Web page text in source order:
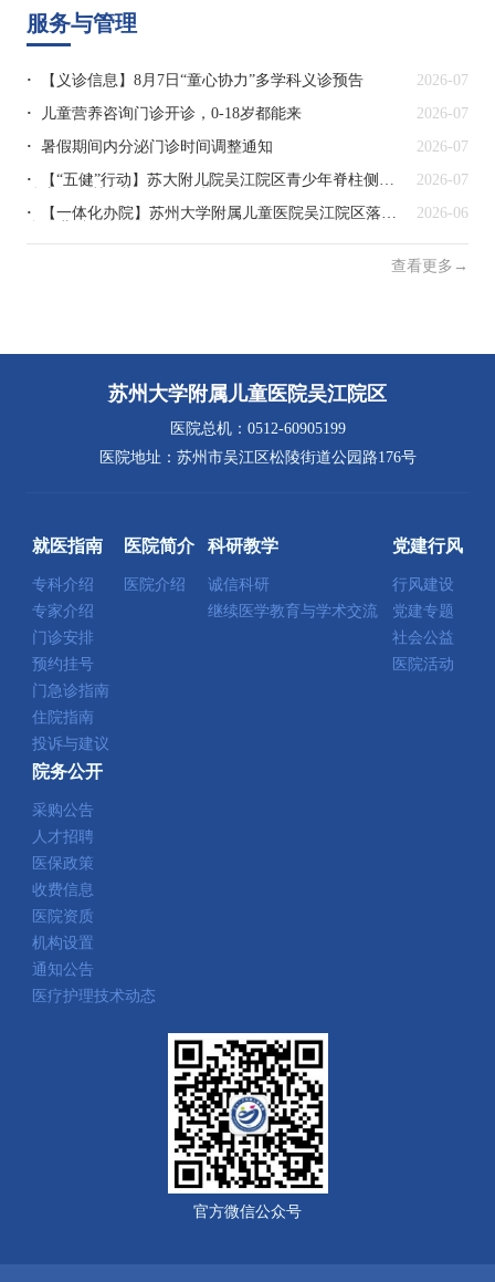
服务与管理
【义诊信息】8月7日“童心协力”多学科义诊预告
2026-07
儿童营养咨询门诊开诊，0-18岁都能来
2026-07
暑假期间内分泌门诊时间调整通知
2026-07
【“五健”行动】苏大附儿院吴江院区青少年脊柱侧弯
2026-07
【一体化办院】苏州大学附属儿童医院吴江院区落地
2026-06
查看更多→
苏州大学附属儿童医院吴江院区
医院总机：0512-60905199
医院地址：苏州市吴江区松陵街道公园路176号
就医指南
专科介绍
专家介绍
门诊安排
预约挂号
门急诊指南
住院指南
投诉与建议
医院简介
医院介绍
科研教学
诚信科研
继续医学教育与学术交流
党建行风
行风建设
党建专题
社会公益
医院活动
院务公开
采购公告
人才招聘
医保政策
收费信息
医院资质
机构设置
通知公告
医疗护理技术动态
官方微信公众号